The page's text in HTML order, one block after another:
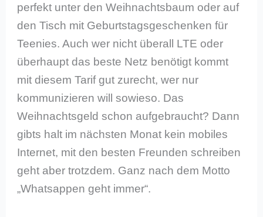
perfekt unter den Weihnachtsbaum oder auf
den Tisch mit Geburtstagsgeschenken für
Teenies. Auch wer nicht überall LTE oder
überhaupt das beste Netz benötigt kommt
mit diesem Tarif gut zurecht, wer nur
kommunizieren will sowieso. Das
Weihnachtsgeld schon aufgebraucht? Dann
gibts halt im nächsten Monat kein mobiles
Internet, mit den besten Freunden schreiben
geht aber trotzdem. Ganz nach dem Motto
„Whatsappen geht immer“.